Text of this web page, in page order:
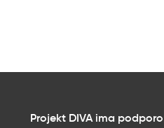
Projekt DIVA ima